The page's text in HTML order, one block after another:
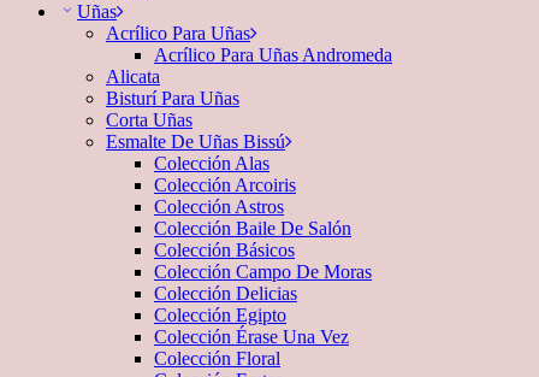
Uñas
Acrílico Para Uñas
Acrílico Para Uñas Andromeda
Alicata
Bisturí Para Uñas
Corta Uñas
Esmalte De Uñas Bissú
Colección Alas
Colección Arcoiris
Colección Astros
Colección Baile De Salón
Colección Básicos
Colección Campo De Moras
Colección Delicias
Colección Egipto
Colección Érase Una Vez
Colección Floral